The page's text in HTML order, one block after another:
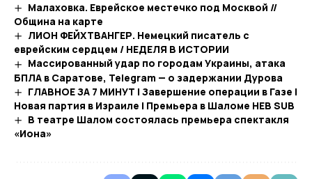
Малаховка. Еврейское местечко под Москвой //
Община на карте
ЛИОН ФЕЙХТВАНГЕР. Немецкий писатель с
еврейским сердцем / НЕДЕЛЯ В ИСТОРИИ
Массированный удар по городам Украины, атака
БПЛА в Саратове, Telegram — о задержании Дурова
ГЛАВНОЕ ЗА 7 МИНУТ | Завершение операции в Газе |
Новая партия в Израиле | Премьера в Шаломе HEB SUB
В театре Шалом состоялась премьера спектакля
«Иона»